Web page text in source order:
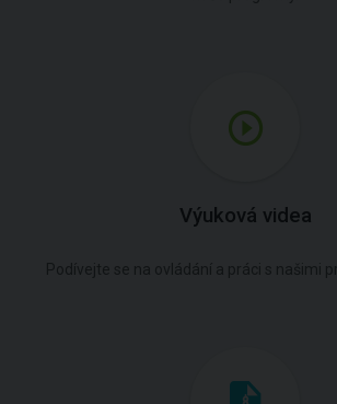
Výuková videa